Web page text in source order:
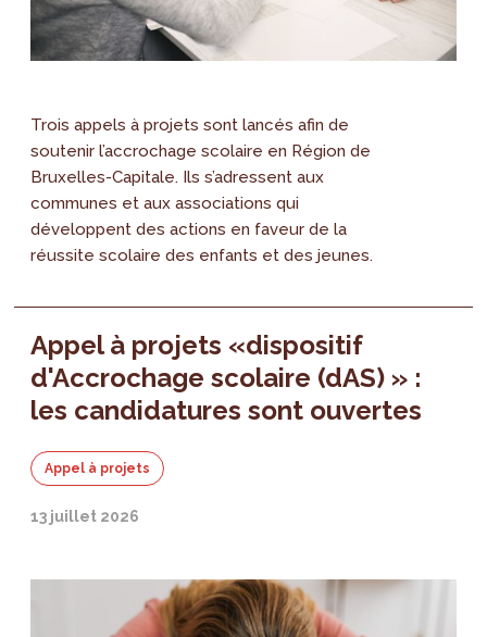
Trois appels à projets sont lancés afin de
soutenir l’accrochage scolaire en Région de
Bruxelles-Capitale. Ils s’adressent aux
communes et aux associations qui
développent des actions en faveur de la
réussite scolaire des enfants et des jeunes.
Appel à projets «dispositif
d'Accrochage scolaire (dAS) » :
les candidatures sont ouvertes
Appel à projets
13 juillet 2026